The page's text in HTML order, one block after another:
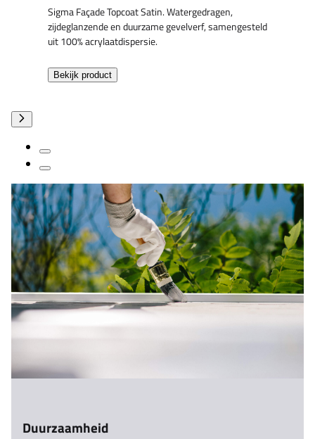
Sigma Façade Topcoat Satin. Watergedragen,
zijdeglanzende en duurzame gevelverf, samengesteld
uit 100% acrylaatdispersie.
Bekijk product
Duurzaamheid